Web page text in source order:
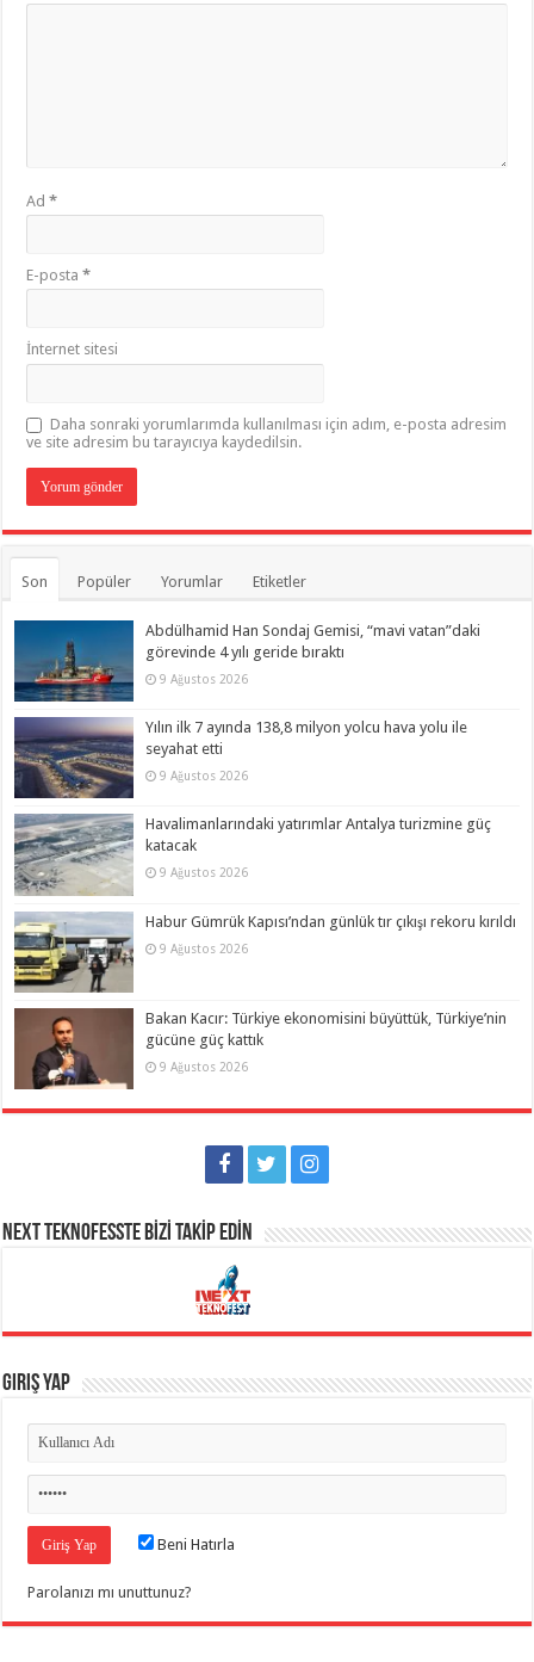
Ad*
E-posta*
İnternet sitesi
Daha sonraki yorumlarımda kullanılması için adım, e-posta adresim
ve site adresim bu tarayıcıya kaydedilsin.
Son Popüler Yorumlar Etiketler
Abdülhamid Han Sondaj Gemisi, “mavi vatan”daki
görevinde 4 yılı geride bıraktı
9 Ağustos 2026
Yılın ilk 7 ayında 138,8 milyon yolcu hava yolu ile
seyahat etti
9 Ağustos 2026
Havalimanlarındaki yatırımlar Antalya turizmine güç
katacak
9 Ağustos 2026
Habur Gümrük Kapısı’ndan günlük tır çıkışı rekoru kırıldı
9 Ağustos 2026
Bakan Kacır: Türkiye ekonomisini büyüttük, Türkiye’nin
gücüne güç kattık
9 Ağustos 2026
NEXT TEKNOFESSTE BİZİ TAKİP EDİN
Giriş Yap
Beni Hatırla
Parolanızı mı unuttunuz?